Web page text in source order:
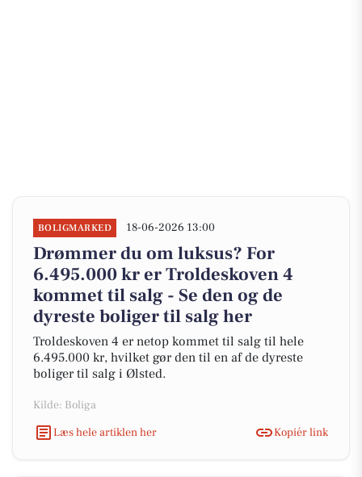
BOLIGMARKED 18-06-2026 13:00
Drømmer du om luksus? For
6.495.000 kr er Troldeskoven 4
kommet til salg - Se den og de
dyreste boliger til salg her
Troldeskoven 4 er netop kommet til salg til hele
6.495.000 kr, hvilket gør den til en af de dyreste
boliger til salg i Ølsted.
Kilde: Boliga
Læs hele artiklen her
Kopiér link